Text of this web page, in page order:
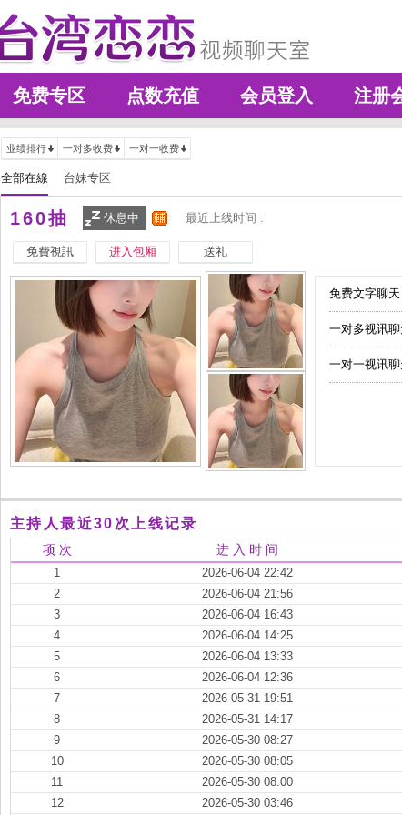
免费专区 点数充值 会员登入 注册
业绩排行 一对多收费 一对一收费
全部在線 台妹专区
160抽 休息中 最近上线时间 :
免費視訊 进入包厢 送礼
免费文字聊天
一对多视讯
一对一视讯
主持人最近30次上线记录
项 次 进 入 时 间
1 2026-06-04 22:42
2
2026-06-04 21:56
3
2026-06-04 16:43
4
2026-06-04 14:25
5
2026-06-04 13:33
6
2026-06-04 12:36
7
2026-05-31 19:51
8
2026-05-31 14:17
9
2026-05-30 08:27
10
2026-05-30 08:05
11
2026-05-30 08:00
12
2026-05-30 03:46